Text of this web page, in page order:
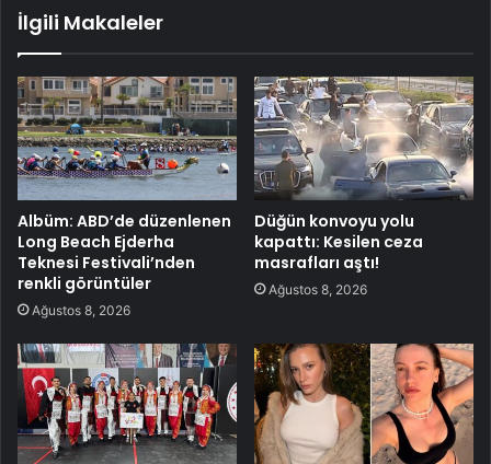
İlgili Makaleler
Albüm: ABD’de düzenlenen
Long Beach Ejderha
Teknesi Festivali’nden
renkli görüntüler
Ağustos 8, 2026
Düğün konvoyu yolu
kapattı: Kesilen ceza
masrafları aştı!
Ağustos 8, 2026